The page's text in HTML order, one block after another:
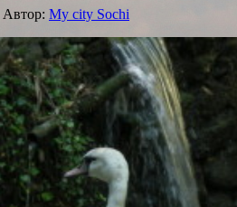
Автор: My city Sochi